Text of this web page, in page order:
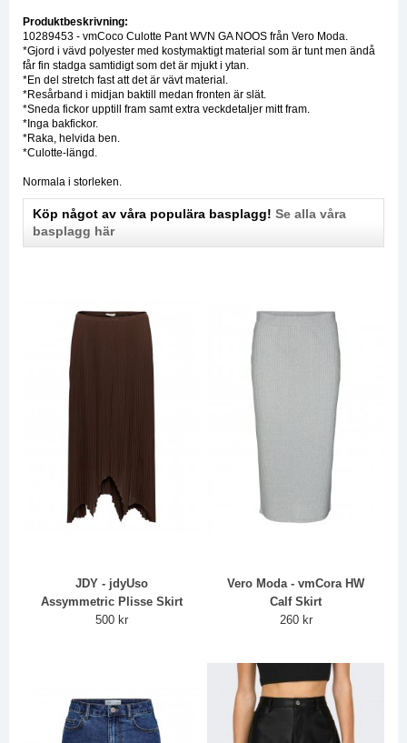
Produktbeskrivning:
10289453 - vmCoco Culotte Pant WVN GA NOOS från Vero Moda.
*Gjord i vävd polyester med kostymaktigt material som är tunt men ändå
får fin stadga samtidigt som det är mjukt i ytan.
*En del stretch fast att det är vävt material.
*Resårband i midjan baktill medan fronten är slät.
*Sneda fickor upptill fram samt extra veckdetaljer mitt fram.
*Inga bakfickor.
*Raka, helvida ben.
*Culotte-längd.
Normala i storleken.
Köp något av våra populära basplagg! Se alla våra
basplagg här
JDY - jdyUso
Assymmetric Plisse Skirt
500 kr
Vero Moda - vmCora HW
Calf Skirt
260 kr